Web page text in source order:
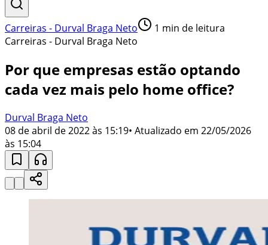
Carreiras - Durval Braga Neto 1 min de leitura
Carreiras - Durval Braga Neto
Por que empresas estão optando
cada vez mais pelo home office?
Durval Braga Neto
08 de abril de 2022 às 15:19• Atualizado em 22/05/2026
às 15:04